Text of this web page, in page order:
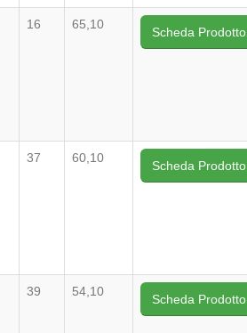
16 65,10
Scheda Prodotto
37 60,10
Scheda Prodotto
39 54,10
Scheda Prodotto